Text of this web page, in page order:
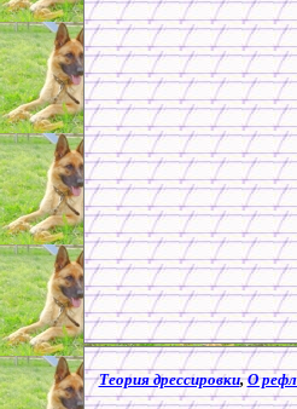
Теория дрессировки,О